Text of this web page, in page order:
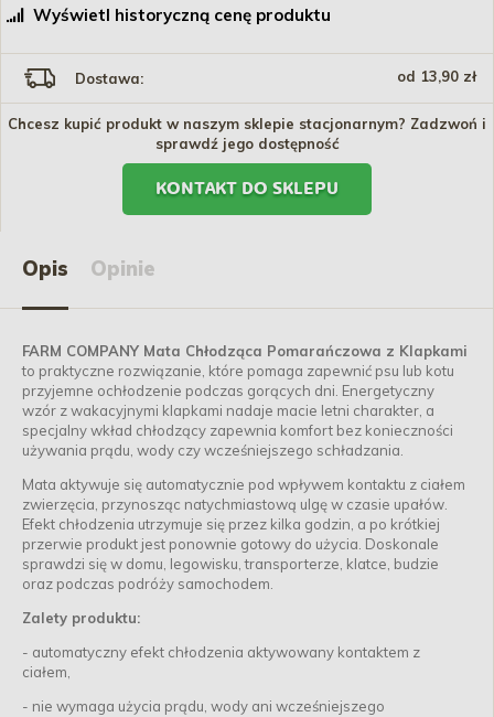
Wyświetl historyczną cenę produktu
Dostawa: od 13,90 zł
Chcesz kupić produkt w naszym sklepie stacjonarnym? Zadzwoń i
sprawdź jego dostępność
KONTAKT DO SKLEPU
Opis Opinie
FARM COMPANY Mata Chłodząca Pomarańczowa z Klapkami
to praktyczne rozwiązanie, które pomaga zapewnić psu lub kotu
przyjemne ochłodzenie podczas gorących dni. Energetyczny
wzór z wakacyjnymi klapkami nadaje macie letni charakter, a
specjalny wkład chłodzący zapewnia komfort bez konieczności
używania prądu, wody czy wcześniejszego schładzania.
Mata aktywuje się automatycznie pod wpływem kontaktu z ciałem
zwierzęcia, przynosząc natychmiastową ulgę w czasie upałów.
Efekt chłodzenia utrzymuje się przez kilka godzin, a po krótkiej
przerwie produkt jest ponownie gotowy do użycia. Doskonale
sprawdzi się w domu, legowisku, transporterze, klatce, budzie
oraz podczas podróży samochodem.
Zalety produktu:
- automatyczny efekt chłodzenia aktywowany kontaktem z
ciałem,
- nie wymaga użycia prądu, wody ani wcześniejszego